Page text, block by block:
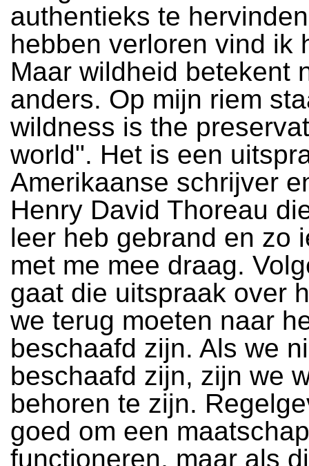
authentieks te
hebben verloren vind ik
Maar wildheid betekent
anders. Op mijn riem
wildness is the
world". Het is een
Amerikaanse schrijver
Henry David Thoreau
leer heb gebrand en zo
met me mee draag.
gaat die uitspraak over
we terug moeten naar
beschaafd zijn. Als we
beschaafd zijn, zijn we
behoren te zijn.
goed om een
functioneren, maar als